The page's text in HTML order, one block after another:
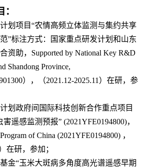
划项目“农情高频立体监测与集约共享
”标注方式：国家重点研发计划和山东
资助， Supported by National Key R&D
Shandong Province,
），（2021.12-2025.11 ）在研，参
划政府间国际科技创新合作重点项目
害遥感监测预报” (2021YFE0194800)，
of China (2021YFE0194800) ，
在研，参加；
金“玉米大斑病多角度高光谱遥感早期